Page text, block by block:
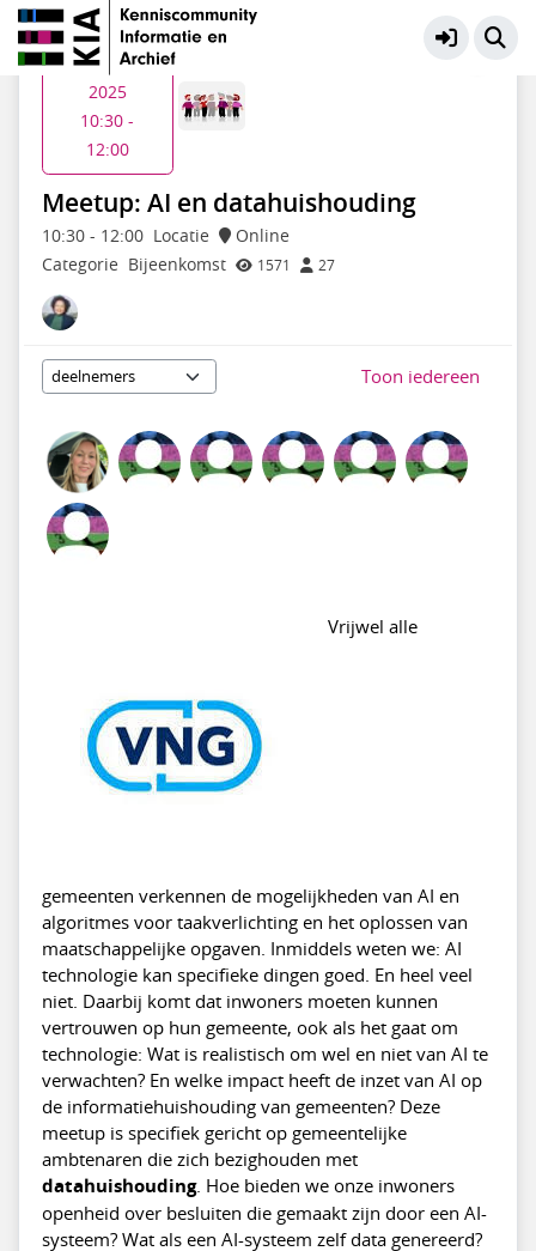
KIA Thematiendaagse
Meetup: AI en datahuishouding
10:30- 12:00 Locatie
Online
Categorie Bijeenkomst 1571 27
Wo 26 mrt
2025
10:30 -
12:00
Toon iedereen
Vrijwel alle
gemeenten verkennen de mogelijkheden van AI en
algoritmes voor taakverlichting en het oplossen van
maatschappelijke opgaven. Inmiddels weten we: AI
technologie kan specifieke dingen goed. En heel veel
niet. Daarbij komt dat inwoners moeten kunnen
vertrouwen op hun gemeente, ook als het gaat om
technologie: Wat is realistisch om wel en niet van AI te
verwachten? En welke impact heeft de inzet van AI op
de informatiehuishouding van gemeenten? Deze
meetup is specifiek gericht op gemeentelijke
ambtenaren die zich bezighouden met
datahuishouding. Hoe bieden we onze inwoners
openheid over besluiten die gemaakt zijn door een AI-
systeem? Wat als een AI-systeem zelf data genereerd?